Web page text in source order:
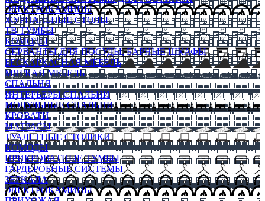
ЭЛЕКТРОКАМИНЫ
ЖУРНАЛЬНЫЕ СТОЛЫ
ТВ ТУМБЫ
КОМОДЫ
СЕРВАНТЫ ДЛЯ ПОСУДЫ, БАРНЫЕ ШКАФЫ
БЕСКАРКАСНАЯ МЕБЕЛЬ
МЯГКАЯ МЕБЕЛЬ
СПАЛЬНЯ
ИНТЕРЬЕРЫ СПАЛЬНИ
МОДУЛЬНЫЕ СПАЛЬНИ
КРОВАТИ
МАТРАСЫ
ТУАЛЕТНЫЕ СТОЛИКИ
КОМОДЫ
ПРИКРОВАТНЫЕ ТУМБЫ
ГАРДЕРОБНЫЕ СИСТЕМЫ
ЗЕРКАЛА
ЭЛЕКТРОКАМИНЫ